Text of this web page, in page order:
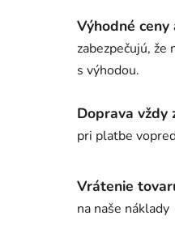
Výhodné ceny
zabezpečujú, že
s výhodou.
Doprava vždy
pri platbe
Vrátenie
na naše náklady